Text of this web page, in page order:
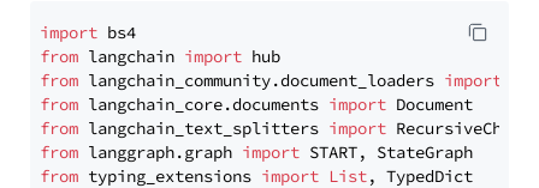
import
from langchain import
from langchain_community.document_loaders import
from langchain_core.documents import
from langchain_text_splitters import
from langgraph.graph import
from typing_extensions import List, TypedDict